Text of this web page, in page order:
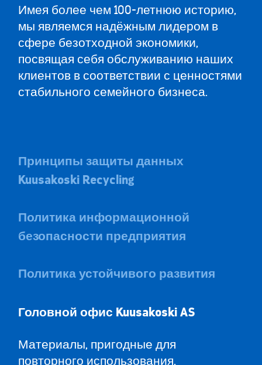
Имея более чем 100-летнюю историю,
мы являемся надёжным лидером в
сфере безотходной экономики,
посвящая себя обслуживанию наших
клиентов в соответствии с ценностями
стабильного семейного бизнеса.
Принципы защиты данных
Kuusakoski Recycling
Политика информационной
безопасности предприятия
Политика устойчивого развития
Головной офис Kuusakoski AS
Материалы, пригодные для
повторного использования,